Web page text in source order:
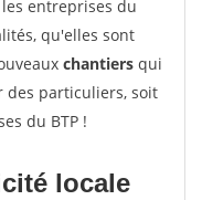
entreprises du
qu'elles sont
chantiers qui
des particuliers, soit
du BTP !
locale